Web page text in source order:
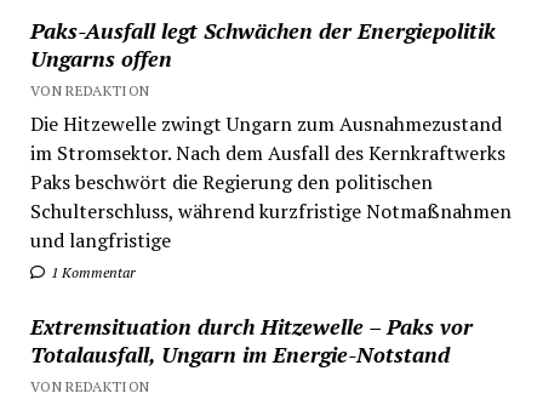
Paks-Ausfall legt Schwächen der Energiepolitik
Ungarns offen
VON REDAKTION
Die Hitzewelle zwingt Ungarn zum Ausnahmezustand
im Stromsektor. Nach dem Ausfall des Kernkraftwerks
Paks beschwört die Regierung den politischen
Schulterschluss, während kurzfristige Notmaßnahmen
und langfristige
1 Kommentar
Extremsituation durch Hitzewelle – Paks vor
Totalausfall, Ungarn im Energie-Notstand
VON REDAKTION